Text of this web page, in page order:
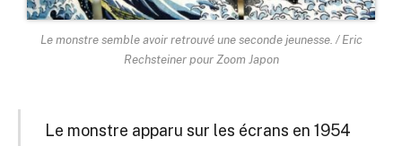
Le monstre semble avoir retrouvé une seconde jeunesse. / Eric
Rechsteiner pour Zoom Japon
Le monstre apparu sur les écrans en 1954